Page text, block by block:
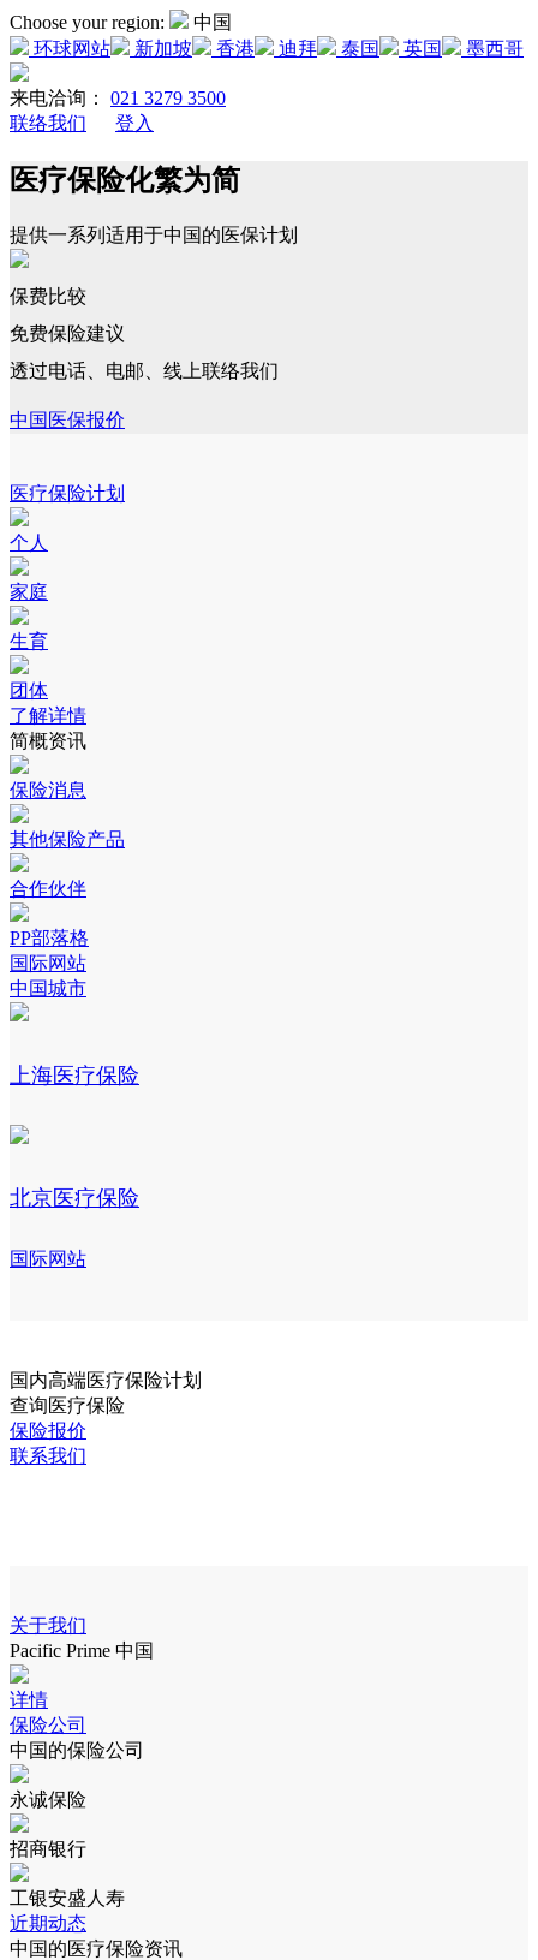
Choose your region:
中国
环球网站
新加坡 香港 迪拜 泰国 英国 墨西哥
来电洽询： 021 3279 3500
联络我们
登入
医疗保险化繁为简
提供一系列适用于中国的医保计划
保费比较
免费保险建议
透过电话、电邮、线上联络我们
中国医保报价
医疗保险计划
个人
家庭
生育
团体
了解详情
简概资讯
保险消息
其他保险产品
合作伙伴
PP部落格
国际网站
中国城市
上海医疗保险
北京医疗保险
国际网站
国内高端医疗保险计划
查询医疗保险
保险报价
联系我们
关于我们
Pacific Prime 中国
详情
保险公司
中国的保险公司
永诚保险
招商银行
工银安盛人寿
近期动态
中国的医疗保险资讯